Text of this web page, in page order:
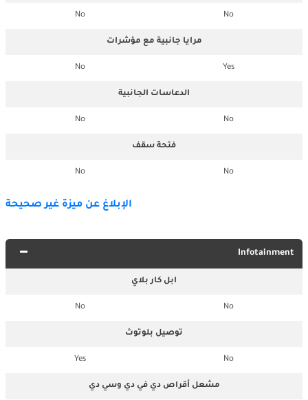
No
No
مرايا جانبية مع مؤشرات
Yes
No
الدعاسات الجانبية
No
No
فتحة سقف
No
No
الإبلاغ عن ميزة غير صحيحة
Infotainment
ابل كار بلاي
No
No
توصيل بلوتوث
No
Yes
مشعل أقراص دي في دي وسي دي